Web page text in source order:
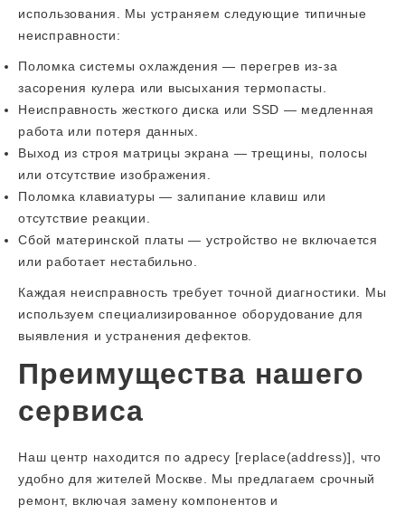
использования. Мы устраняем следующие типичные
неисправности:
Поломка системы охлаждения — перегрев из-за
засорения кулера или высыхания термопасты.
Неисправность жесткого диска или SSD — медленная
работа или потеря данных.
Выход из строя матрицы экрана — трещины, полосы
или отсутствие изображения.
Поломка клавиатуры — залипание клавиш или
отсутствие реакции.
Сбой материнской платы — устройство не включается
или работает нестабильно.
Каждая неисправность требует точной диагностики. Мы
используем специализированное оборудование для
выявления и устранения дефектов.
Преимущества нашего
сервиса
Наш центр находится по адресу [replace(address)], что
удобно для жителей Москве. Мы предлагаем срочный
ремонт, включая замену компонентов и